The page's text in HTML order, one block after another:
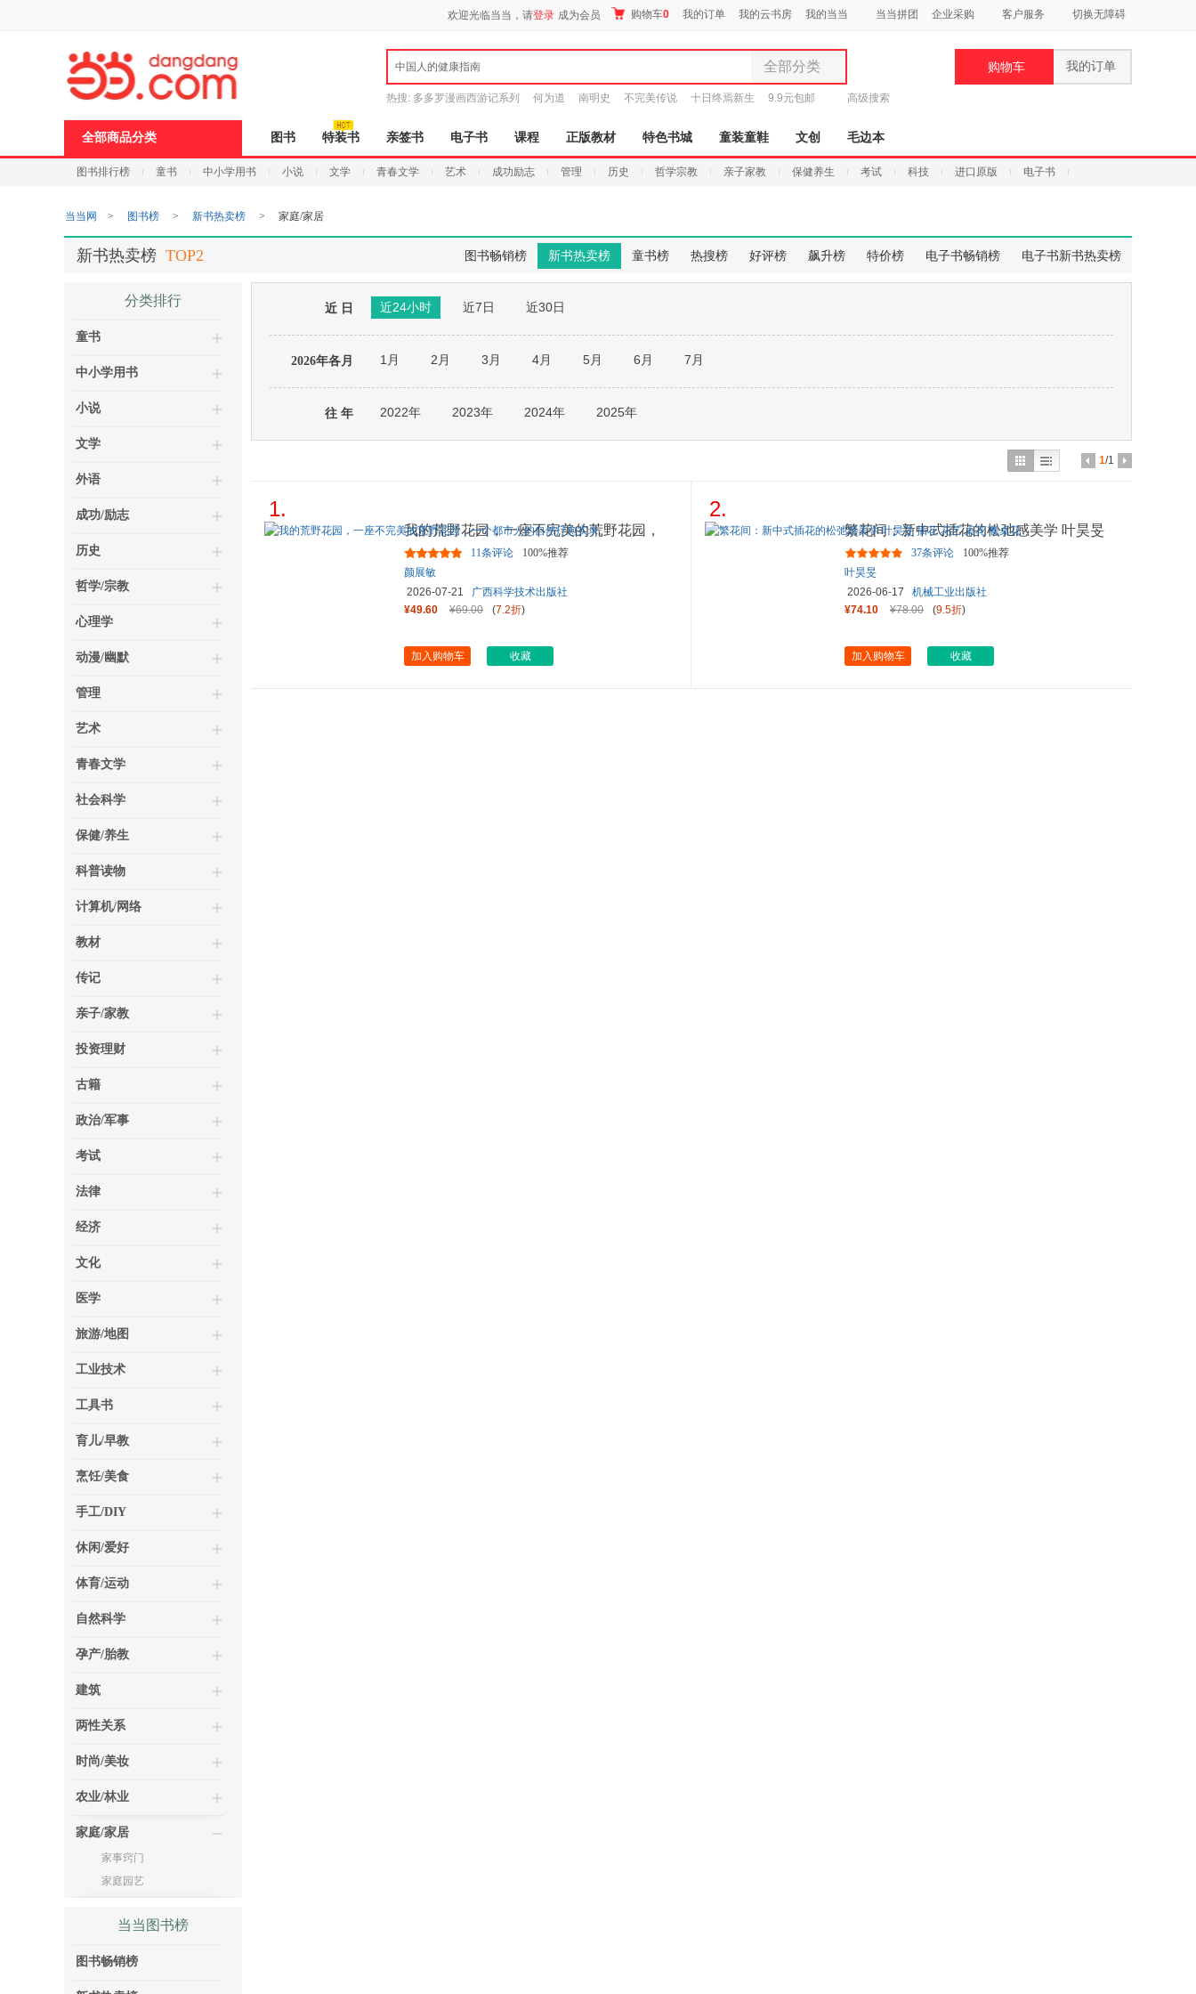
欢迎光临当当，请登录 成为会员 购物车0 我的订单 我的云书房 我的当当 当当拼团 企业采购 客户服务 切换无障碍
中国人的健康指南 全部分类
全部分类
图书
电子书
音像
玩具
孕婴服饰
热搜: 多多罗漫画西游记系列 何为道 南明史 不完美传说 十日终焉新生 9.9元包邮 高级搜索
购物车 我的订单
全部商品分类 图书 特装书 亲签书 电子书 课程 正版教材 特色书城 童装童鞋 文创 毛边本
图书排行榜 童书 中小学用书 小说 文学 青春文学 艺术 成功励志 管理 历史 哲学宗教 亲子家教 保健养生 考试 科技 进口原版 电子书
页
当当网 > 图书榜 > 新书热卖榜 > 家庭/家居
图书畅销榜 新书热卖榜 童书榜 热搜榜 好评榜 飙升榜 特价榜 电子书畅销榜 电子书新书热卖榜
新书热卖榜 TOP2
分类排行
童书
中小学用书
小说
文学
外语
成功/励志
历史
哲学/宗教
心理学
动漫/幽默
管理
艺术
青春文学
社会科学
保健/养生
科普读物
计算机/网络
教材
传记
亲子/家教
投资理财
古籍
政治/军事
考试
法律
经济
文化
医学
旅游/地图
工业技术
工具书
育儿/早教
烹饪/美食
手工/DIY
休闲/爱好
体育/运动
自然科学
孕产/胎教
建筑
两性关系
时尚/美妆
农业/林业
家庭/家居
家事窍门
家庭园艺
当当图书榜
图书畅销榜
近 日 近24小时 近7日 近30日
2026年各月 1月 2月 3月 4月 5月 6月 7月
往 年 2022年 2023年 2024年 2025年
1/1
1.
我的荒野花园，一座不完美的荒野花园，
一个都市人的自然疗愈实录
11条评论
100%推荐
颜展敏
2026-07-21
广西科学技术出版社
¥49.60
¥69.00 (7.2折)
加入购物车 收藏
2.
繁花间：新中式插花的松弛感美学 叶昊旻
插花 花艺 桌花 餐
...
37条评论
100%推荐
叶昊旻
2026-06-17
机械工业出版社
¥74.10
¥78.00 (9.5折)
加入购物车 收藏